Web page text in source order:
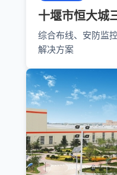
十堰市恒大城
综合布线、安防监
解决方案